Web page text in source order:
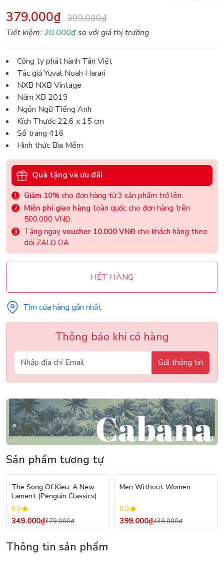
379.000₫ 399.000₫
Tiết kiệm: 20.000₫so với giá thị trường
Công ty phát hành Tân Việt
Tác giả Yuval Noah Harari
NXB NXB Vintage
Năm XB 2019
Ngôn Ngữ Tiếng Anh
Kích Thước 22.6 x 15 cm
Số trang 416
Hình thức Bìa Mềm
Quà tặng và ưu đãi
Giảm 10% cho đơn hàng từ 3 sản phẩm trở lên.
Miễn phí giao hàng toàn quốc cho đơn hàng trên
500.000 VNĐ.
Tặng ngay voucher 10.000 VNĐ cho khách hàng theo
dõi ZALO OA.
HẾT HÀNG
Tìm cửa hàng gần nhất
Thông báo khi có hàng
Gửi thông tin
Sản phẩm tương tự
The Song Of Kieu: A New
Lament (Penguin Classics)
0.0
349.000₫379.000₫
Men Without Women
0.0
399.000₫439.000₫
Thông tin sản phẩm